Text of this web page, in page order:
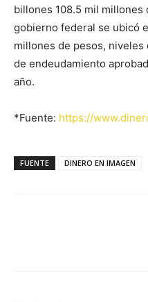
billones 108.5 mil millones
gobierno federal se ubicó
millones de pesos,
de endeudamiento
año.
*Fuente: https://
FUENTE DINERO EN IMAGEN